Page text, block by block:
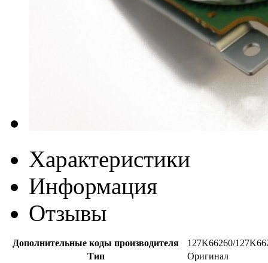
Характеристики
Информация
Отзывы
Дополнительные коды производителя
127K66260/
Тип
Оригинал